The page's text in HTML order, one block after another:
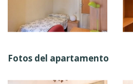
Fotos del apartamento